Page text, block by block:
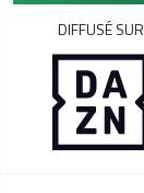
DIFFUSÉ SUR